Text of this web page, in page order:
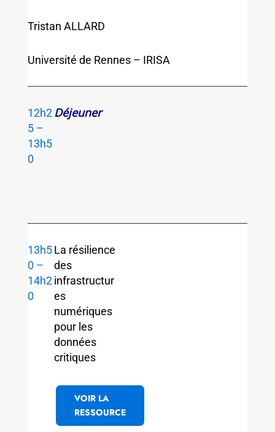
Tristan ALLARD
Université de Rennes – IRISA
12h2
5 –
13h5
0
Déjeuner
13h5
0 –
14h2
0
La résilience
des
infrastructur
es
numériques
pour les
données
critiques
VOIR LA
RESSOURCE